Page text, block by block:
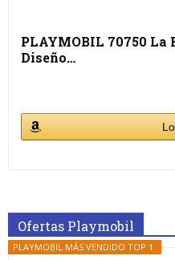
PLAYMOBIL 70750 La
Diseño…
Ofertas Playmobil
PLAYMOBIL MÁS VENDIDO TOP 1